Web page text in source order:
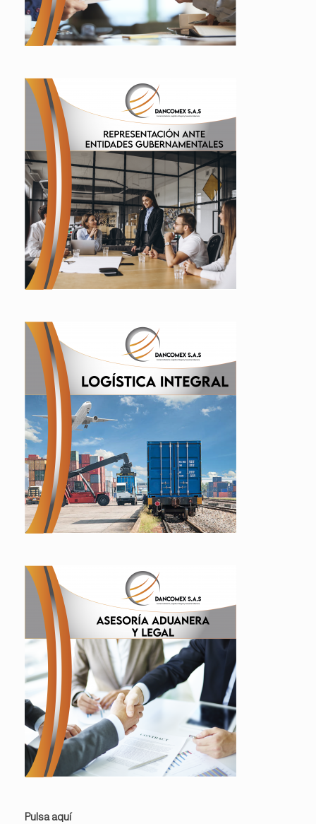
Pulsa aquí